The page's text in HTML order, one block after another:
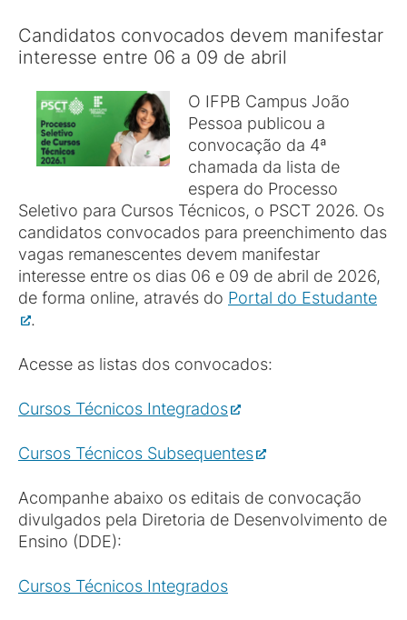
Candidatos convocados devem manifestar
interesse entre 06 a 09 de abril
O IFPB Campus João
Pessoa publicou a
convocação da 4ª
chamada da lista de
espera do Processo
Seletivo para Cursos Técnicos, o PSCT 2026. Os
candidatos convocados para preenchimento das
vagas remanescentes devem manifestar
interesse entre os dias 06 e 09 de abril de 2026,
de forma online, através do Portal do Estudante
.
Acesse as listas dos convocados:
Cursos Técnicos Integrados
Cursos Técnicos Subsequentes
Acompanhe abaixo os editais de convocação
divulgados pela Diretoria de Desenvolvimento de
Ensino (DDE):
Cursos Técnicos Integrados